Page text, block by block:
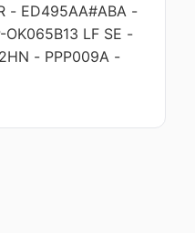
- ED495AA#ABA -
OK065B13 LF SE -
- PPP009A -